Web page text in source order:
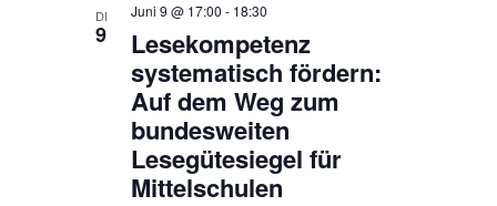
DI
9
Juni 9 @ 17:00 - 18:30
​​Lesekompetenz
systematisch fördern:
Auf dem Weg zum
bundesweiten
Lesegütesiegel für
Mittelschulen​